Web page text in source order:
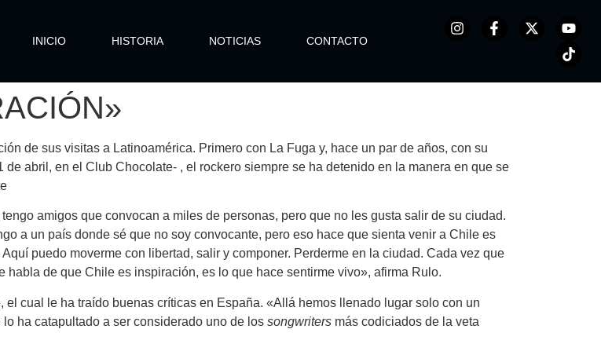
INICIO HISTORIA NOTICIAS CONTACTO
de sus visitas a Latinoamérica. Primero con La Fuga y, hace un par de años, con su
abril, en el Club Chocolate- , el rockero siempre se ha detenido en la manera en que se
amigos que convocan a miles de personas, pero que no les gusta salir de su ciudad.
a un país donde sé que no soy convocante, pero eso hace que sienta venir a Chile es
puedo moverme con libertad, salir y componer. Perderme en la ciudad. Cada vez que
de que Chile es inspiración, es lo que hace sentirme vivo», afirma Rulo.
cual le ha traído buenas críticas en España. «Allá hemos llenado lugar solo con un
ha catapultado a ser considerado uno de los songwriters más codiciados de la veta